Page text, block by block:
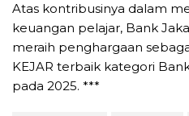
Atas kontribusinya dalam
keuangan pelajar, Bank
meraih penghargaan
KEJAR terbaik kategori
pada 2025. ***